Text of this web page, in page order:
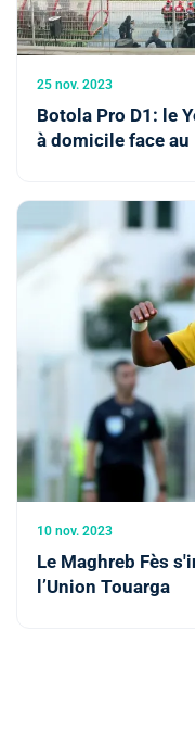
25 nov. 2023
Botola Pro D1: le
à domicile face au
10 nov. 2023
Le Maghreb Fès
l’Union Touarga